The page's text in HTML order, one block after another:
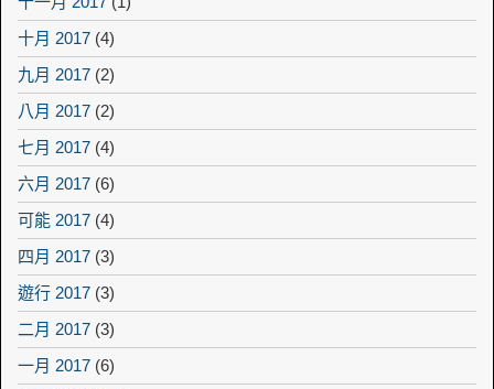
十月 2017 (4)
九月 2017 (2)
八月 2017 (2)
七月 2017 (4)
六月 2017 (6)
可能 2017 (4)
四月 2017 (3)
遊行 2017 (3)
二月 2017 (3)
一月 2017 (6)